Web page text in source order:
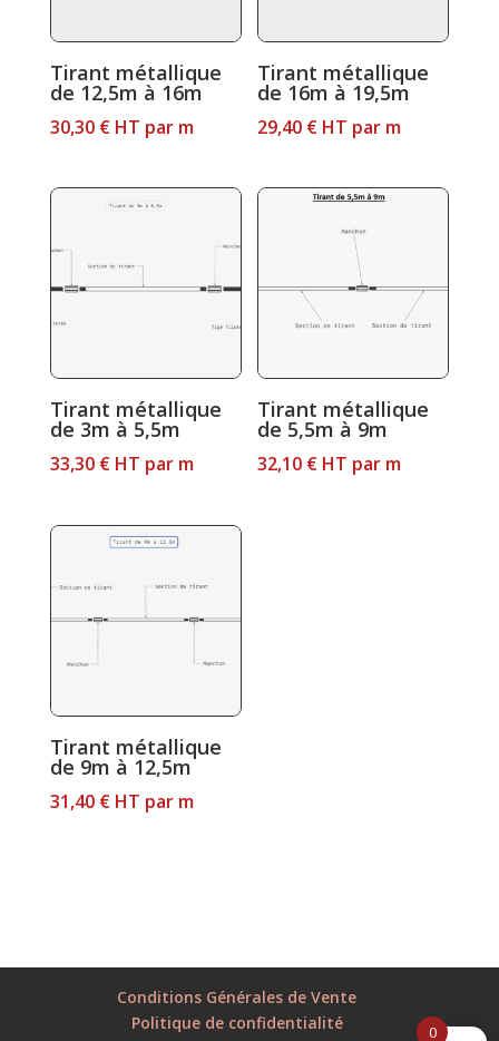
Tirant métallique
de 12,5m à 16m
30,30 € HT par m
Tirant métallique
de 16m à 19,5m
29,40 € HT par m
Tirant métallique
de 3m à 5,5m
33,30 € HT par m
Tirant métallique
de 5,5m à 9m
32,10 € HT par m
Tirant métallique
de 9m à 12,5m
31,40 € HT par m
Conditions Générales de Vente
Politique de confidentialité
0